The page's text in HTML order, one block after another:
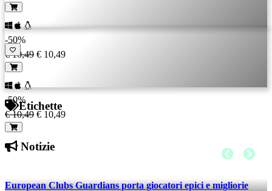
-50%
€ 10,49 € 10,49
-50%
€ 10,49 € 10,49
Etichette
Notizie
European Clubs Guardians porta giocatori epici e migliorie